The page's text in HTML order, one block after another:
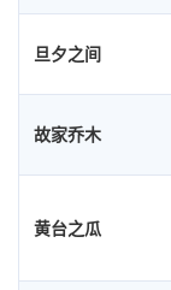
旦夕之间
故家乔木
黄台之瓜